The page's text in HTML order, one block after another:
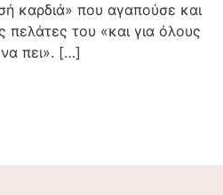
καρδιά» που αγαπούσε και
πελάτες του «και για όλους
πει». […]